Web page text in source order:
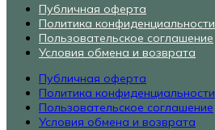
Публичная оферта
Политика конфиденциальности
Пользовательское соглашение
Условия обмена и возврата
Публичная оферта
Политика конфиденциальности
Пользовательское соглашение
Условия обмена и возврата